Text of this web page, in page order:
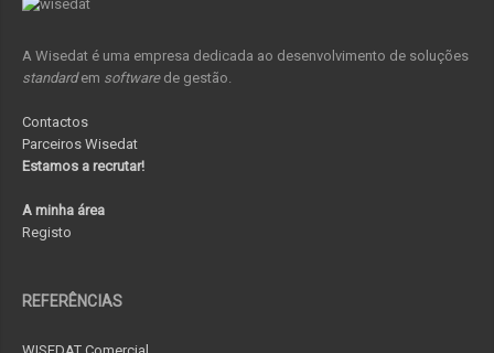
A Wisedat é uma empresa dedicada ao desenvolvimento de soluções
standardem softwarede gestão.
Contactos
Parceiros Wisedat
Estamos a recrutar!
A minha área
Registo
REFERÊNCIAS